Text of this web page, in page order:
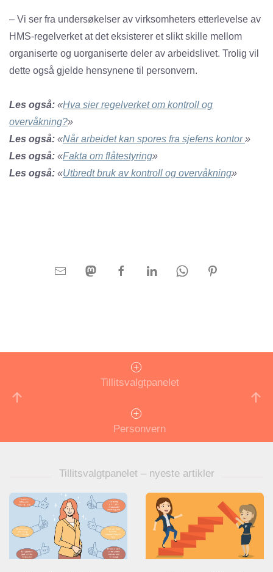
– Vi ser fra undersøkelser av virksomheters etterlevelse av
HMS-regelverket at det eksisterer et slikt skille mellom
organiserte og uorganiserte deler av arbeidslivet. Trolig vil
dette også gjelde hensynene til personvern.
Les også: «Hva sier regelverket om kontroll og
overvåkning?»
Les også: «Når arbeidet kan spores fra sjefens kontor»
Les også: «Fakta om flåtestyring»
Les også: «Utbredt bruk av kontroll og overvåkning»
Tillitsvalgtpanelet
Personvern
Tillitsvalgtpanelet – nyeste artikler